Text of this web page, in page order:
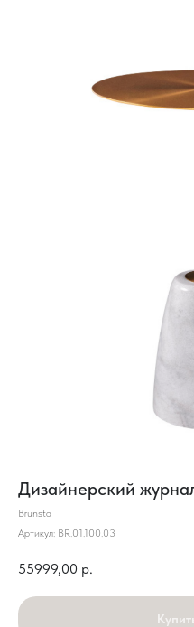
Дизайнерский
Brunsta
Артикул: BR.01.100.03
55999,00 р.